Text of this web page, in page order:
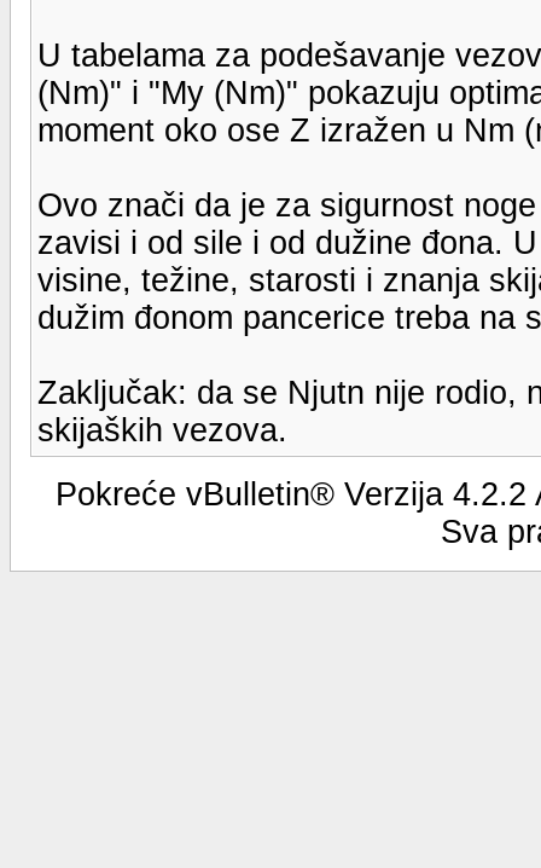
U tabelama za podešavanje
(Nm)" i "My (Nm)" pokazuju
moment oko ose Z izražen u Nm
Ovo znači da je za sigurnost
zavisi i od sile i od dužine đona.
visine, težine, starosti i znanja
dužim đonom pancerice treba na
Zaključak: da se Njutn nije rodio,
skijaških vezova.
Pokreće vBulletin® Verzija
Sva